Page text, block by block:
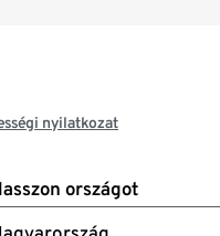
nyilatkozat
országot